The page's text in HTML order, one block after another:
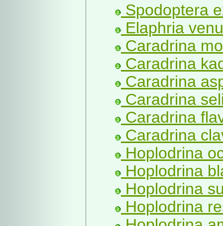
Spodoptera
Elaphria
Caradrina
Caradrina
Caradrina
Caradrina
Caradrina
Caradrina
Hoplodrina
Hoplodrina
Hoplodrina
Hoplodrina